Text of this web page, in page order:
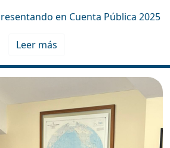
en Cuenta Pública 2025
Leer más